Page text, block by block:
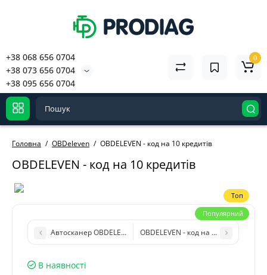
+38 068 656 0704
+38 073 656 0704
+38 095 656 0704
0
Головна OBDeleven OBDELEVEN - код на 10 кредитів
OBDELEVEN - код на 10 кредитів
Топ
Популярний
Автосканер OBDELEVEN ULTIMATE Pack (Android, iOS,
OBDELEVEN - код на 100 кредитів
В наявності